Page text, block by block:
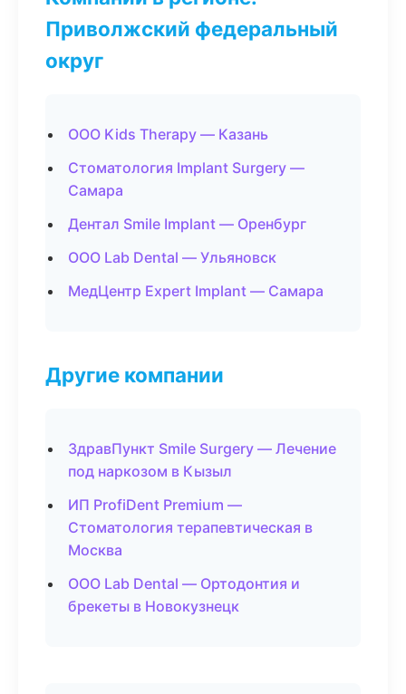
Приволжский федеральный
округ
ООО Kids Therapy — Казань
Стоматология Implant Surgery —
Самара
Дентал Smile Implant — Оренбург
ООО Lab Dental — Ульяновск
МедЦентр Expert Implant — Самара
Другие компании
ЗдравПункт Smile Surgery — Лечение
под наркозом в Кызыл
ИП ProfiDent Premium —
Стоматология терапевтическая в
Москва
ООО Lab Dental — Ортодонтия и
брекеты в Новокузнецк